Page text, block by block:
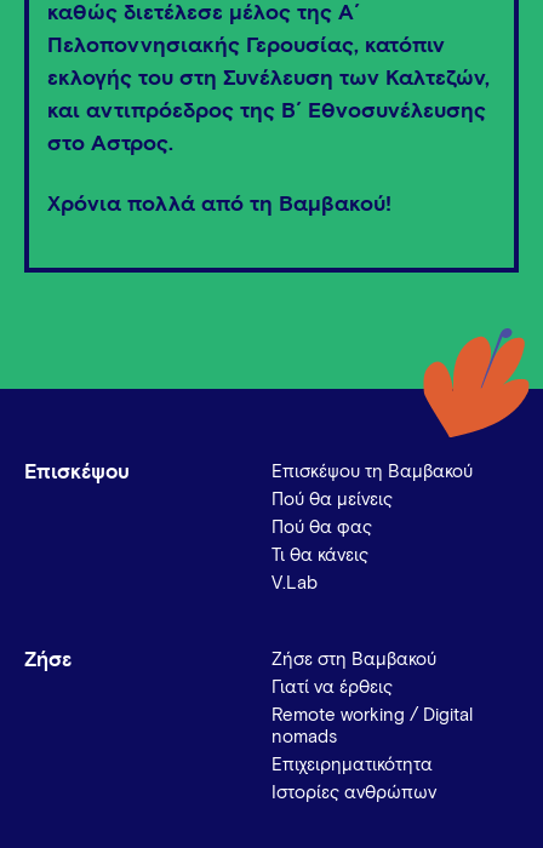
καθώς διετέλεσε μέλος της Α΄
Πελοποννησιακής Γερουσίας, κατόπιν
εκλογής του στη Συνέλευση των Καλτεζών,
και αντιπρόεδρος της Β΄ Εθνοσυνέλευσης
στο Άστρος.
Χρόνια πολλά από τη Βαμβακού!
Επισκέψου
Επισκέψου τη Βαμβακού
Πού θα μείνεις
Πού θα φας
Τι θα κάνεις
V.Lab
Ζήσε
Ζήσε στη Βαμβακού
Γιατί να έρθεις
Remote working / Digital
nomads
Επιχειρηματικότητα
Ιστορίες ανθρώπων